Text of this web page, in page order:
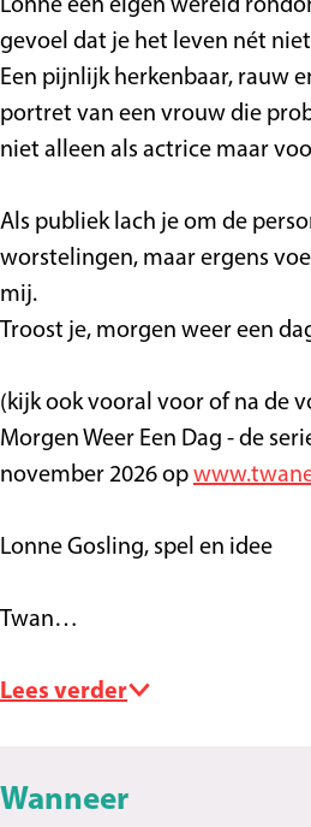
gn
g
p
e
e
l
u
i
s
e
e
l
h
i
s
S
p
e
e
h
u
s
s
Lonne een eigen wereld
gevoel dat je het leven nét
Een pijnlijk herkenbaar, rauw
portret van een vrouw die
niet alleen als actrice maar
Als publiek lach je om de
worstelingen, maar ergens
mij.
Troost je, morgen weer een
(kijk ook vooral voor of na de
Morgen Weer Een Dag - de
november 2026 op
Lonne Gosling, spel en idee
Twan…
Lees verder
Wanneer